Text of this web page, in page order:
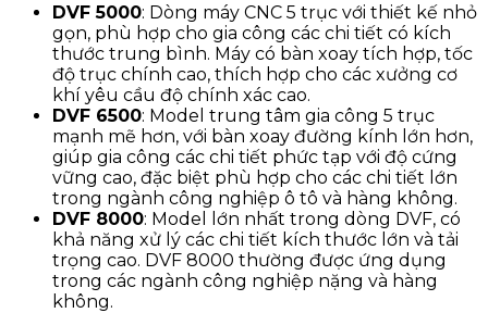
DVF 5000: Dòng máy CNC 5 trục với thiết kế nhỏ
gọn, phù hợp cho gia công các chi tiết có kích
thước trung bình. Máy có bàn xoay tích hợp, tốc
độ trục chính cao, thích hợp cho các xưởng cơ
khí yêu cầu độ chính xác cao.
DVF 6500: Model trung tâm gia công 5 trục
mạnh mẽ hơn, với bàn xoay đường kính lớn hơn,
giúp gia công các chi tiết phức tạp với độ cứng
vững cao, đặc biệt phù hợp cho các chi tiết lớn
trong ngành công nghiệp ô tô và hàng không.
DVF 8000: Model lớn nhất trong dòng DVF, có
khả năng xử lý các chi tiết kích thước lớn và tải
trọng cao. DVF 8000 thường được ứng dụng
trong các ngành công nghiệp nặng và hàng
không.